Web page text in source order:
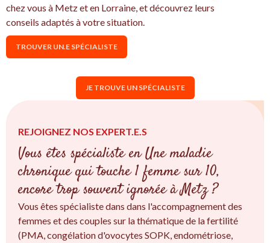
chez vous à Metz et en Lorraine, et découvrez leurs
conseils adaptés à votre situation.
TROUVER UN.E SPÉCIALISTE
JE TROUVE UN SPÉCIALISTE
REJOIGNEZ NOS EXPERT.E.S
Vous êtes spécialiste en Une maladie
chronique qui touche 1 femme sur 10,
encore trop souvent ignorée à Metz ?
Vous êtes spécialiste dans dans l'accompagnement des
femmes et des couples sur la thématique de la fertilité
(PMA, congélation d'ovocytes SOPK, endométriose,